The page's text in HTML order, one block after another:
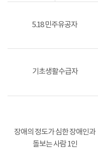
5.18 민주유공자
기초생활수급자
장애의 정도가 심한 장애인과
돌보는 사람 1인